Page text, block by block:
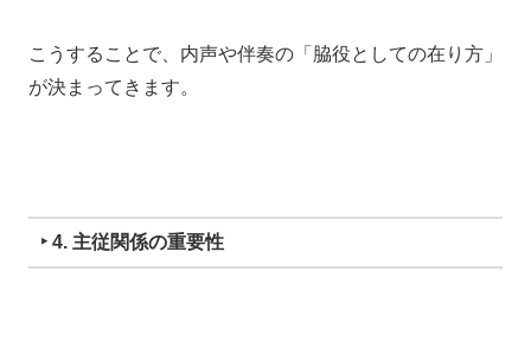
こうすることで、内声や伴奏の「脇役としての在り方」
が決まってきます。
‣ 4. 主従関係の重要性